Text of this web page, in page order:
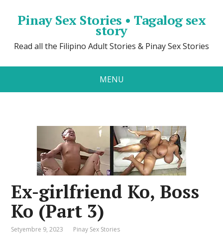
Pinay Sex Stories • Tagalog sex
story
Read all the Filipino Adult Stories & Pinay Sex Stories
MENU
Ex-girlfriend Ko, Boss
Ko (Part 3)
Setyembre 9, 2023 Pinay Sex Stories